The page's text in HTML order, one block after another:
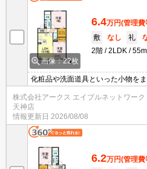
画像：22枚
6.4万円(管理費
敷
なし 礼
2階
2LDK
化粧品や洗面道具といった小物を
あります。セキュリティ面は、オ
充実しているので、防犯対策もば
クロゼット・シューズボックスな
することも可能です。お家の中で
導入しています。
株式会社アークス エイブルネットワーク
天神店
情報更新日 2026/08/08
6.2万円(管理費